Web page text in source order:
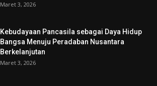
Maret 3, 2026
Kebudayaan Pancasila sebagai Daya Hidup
Bangsa Menuju Peradaban Nusantara
Berkelanjutan
Maret 3, 2026